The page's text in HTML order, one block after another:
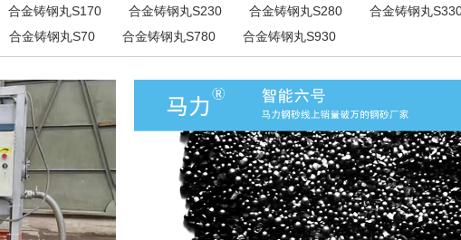
合金铸钢丸S170 合金铸钢丸S230 合金铸钢丸S280 合金铸钢丸
合金铸钢丸S70 合金铸钢丸S780 合金铸钢丸S930